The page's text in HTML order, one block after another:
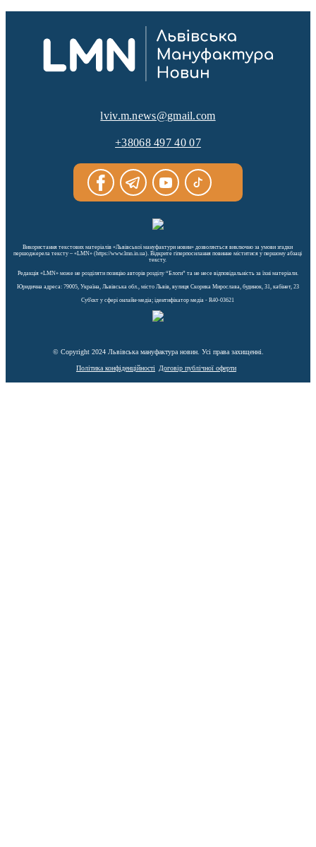
lviv.m.news@gmail.com
+38068 497 40 07
Використання текстових матеріалів «Львівської мануфактури новин» дозволяється виключно за умови згадки
першоджерела тексту – «LMN» (https://www.lmn.in.ua). Відкрите гіперпосилання повинне міститися у першому абзаці
тексту.
Редакція «LMN» може не розділяти позицію авторів розділу “Блоги” та не несе відповідальність за їхні матеріали.
Юридична адреса: 79005, Україна, Львівська обл., місто Львів, вулиця Скорика Мирослава, будинок, 31, кабінет, 23
Cуб'єкт у сфері онлайн-медіа; ідентифікатор медіа - R40-03621
© Copyright 2024 Львівська мануфактура новин. Усі права захищенні.
Політика конфіденційності Договір публічної оферти